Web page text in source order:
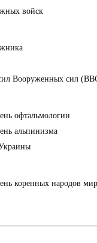
войск
Вооруженных сил
офтальмологии
альпинизма
коренных народов